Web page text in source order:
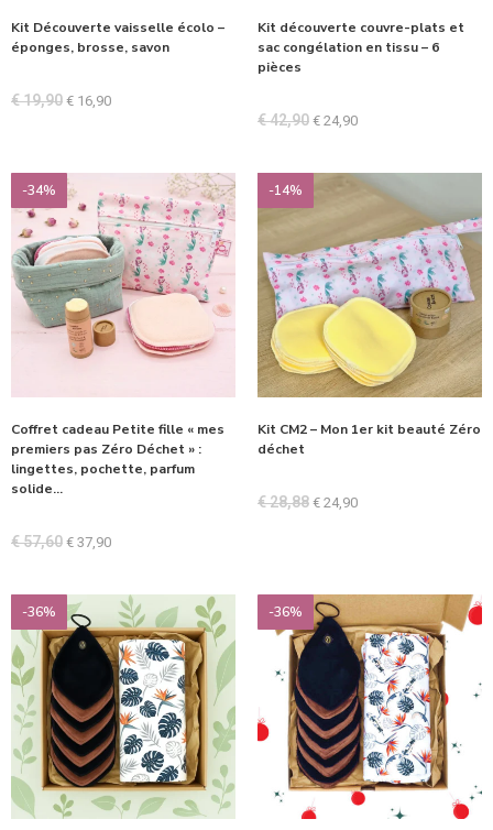
Kit Découverte vaisselle écolo –
éponges, brosse, savon
€19,90 € 16,90
Kit découverte couvre-plats et
sac congélation en tissu – 6
pièces
€42,90 € 24,90
-34%
Coffret cadeau Petite fille « mes
premiers pas Zéro Déchet » :
lingettes, pochette, parfum
solide…
€57,60 € 37,90
-14%
Kit CM2 – Mon 1er kit beauté Zéro
déchet
€28,88 € 24,90
-36% -36%